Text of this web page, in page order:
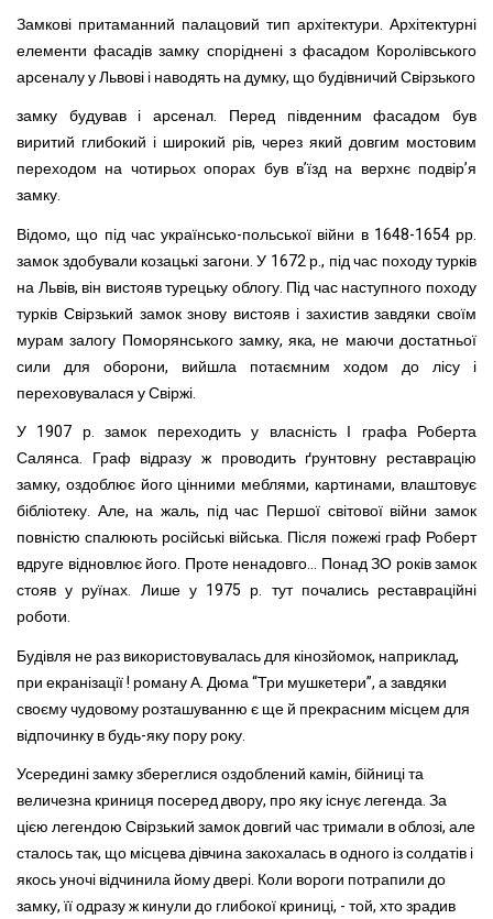
Замкові притаманний палацовий тип архітектури. Архітектурні
елементи фасадів замку споріднені з фасадом Королівського
арсеналу у Львові і наводять на думку, що будівничий Свірзького
замку будував і арсенал. Перед південним фасадом був
виритий глибокий і широкий рів, через який довгим мостовим
переходом на чотирьох опорах був в’їзд на верхнє подвір’я
замку.
Відомо, що під час українсько-польської війни в 1648-1654 рр.
замок здобували козацькі загони. У 1672 р., під час походу турків
на Львів, він вистояв турецьку облогу. Під час наступного походу
турків Свірзький замок знову вистояв і захистив завдяки своїм
мурам залогу Поморянського замку, яка, не маючи достатньої
сили для оборони, вийшла потаємним ходом до лісу і
переховувалася у Свіржі.
У 1907 р. замок переходить у власність І графа Роберта
Салянса. Граф відразу ж проводить ґрунтовну реставрацію
замку, оздоблює його цінними меблями, картинами, влаштовує
бібліотеку. Але, на жаль, під час Першої світової війни замок
повністю спалюють російські війська. Після пожежі граф Роберт
вдруге відновлює його. Проте ненадовго... Понад ЗО років замок
стояв у руїнах. Лише у 1975 р. тут почались реставраційні
роботи.
Будівля не раз використовувалась для кінозйомок, наприклад,
при екранізації ! роману А. Дюма “Три мушкетери”, а завдяки
своєму чудовому розташуванню є ще й прекрасним місцем для
відпочинку в будь-яку пору року.
Усередині замку збереглися оздоблений камін, бійниці та
величезна криниця посеред двору, про яку існує легенда. За
цією легендою Свірзький замок довгий час тримали в облозі, але
сталось так, що місцева дівчина закохалась в одного із солдатів і
якось уночі відчинила йому двері. Коли вороги потрапили до
замку, її одразу ж кинули до глибокої криниці, - той, хто зрадив